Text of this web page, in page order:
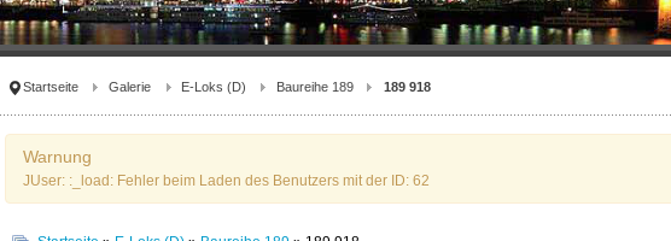
Startseite Galerie E-Loks (D) Baureihe 189 189 918
Warnung
JUser: :_load: Fehler beim Laden des Benutzers mit der ID: 62